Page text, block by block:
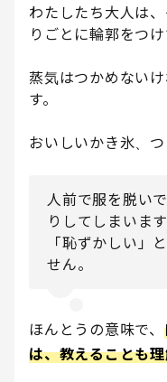
わたしたち大人は
りごとに輪郭をつ
蒸気はつかめない
す。
おいしいかき氷、
人前で服を脱い
りしてしまいます
「恥ずかしい」
せん。
ほんとうの意味で、
は、教えることも